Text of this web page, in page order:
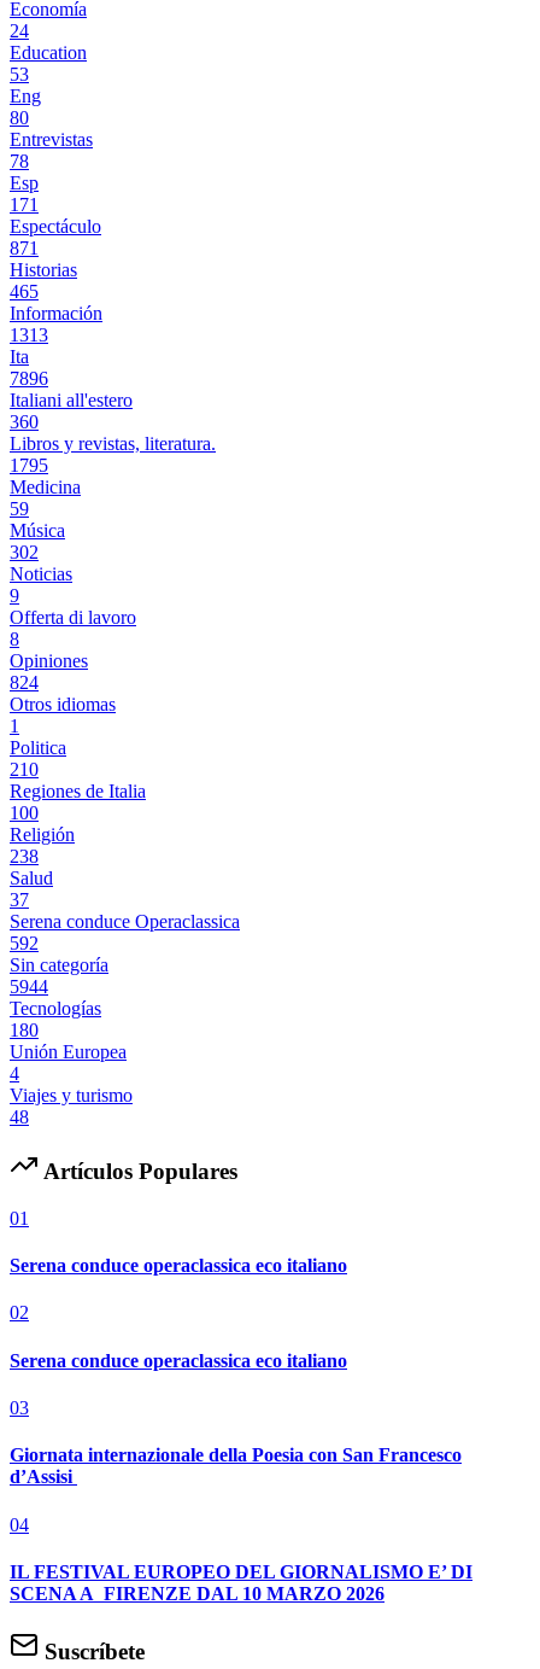
Economía
24
Education
53
Eng
80
Entrevistas
78
Esp
171
Espectáculo
871
Historias
465
Información
1313
Ita
7896
Italiani all'estero
360
Libros y revistas, literatura.
1795
Medicina
59
Música
302
Noticias
9
Offerta di lavoro
8
Opiniones
824
Otros idiomas
1
Politica
210
Regiones de Italia
100
Religión
238
Salud
37
Serena conduce Operaclassica
592
Sin categoría
5944
Tecnologías
180
Unión Europea
4
Viajes y turismo
48
Artículos Populares
01
Serena conduce operaclassica eco italiano
02
Serena conduce operaclassica eco italiano
03
Giornata internazionale della Poesia con San Francesco
d’Assisi
04
IL FESTIVAL EUROPEO DEL GIORNALISMO E’ DI
SCENA A FIRENZE DAL 10 MARZO 2026
Suscríbete